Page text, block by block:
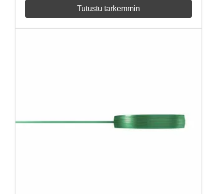
Tutustu tarkemmin